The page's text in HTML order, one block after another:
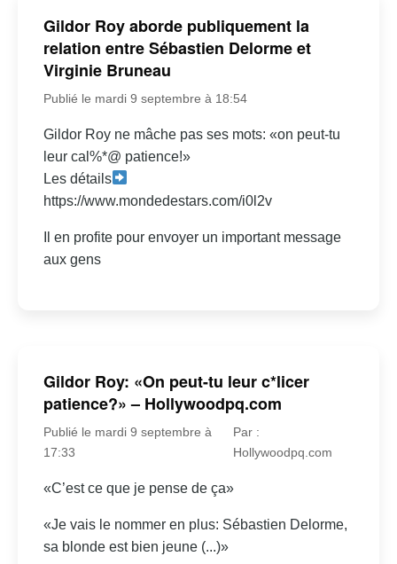
Gildor Roy aborde publiquement la
relation entre Sébastien Delorme et
Virginie Bruneau
Publié le mardi 9 septembre à 18:54
Gildor Roy ne mâche pas ses mots: «on peut-tu
leur cal%*@ patience!»
Les détails
https://www.mondedestars.com/i0l2v
Il en profite pour envoyer un important message
aux gens
Gildor Roy: «On peut-tu leur c*licer
patience?» – Hollywoodpq.com
Publié le mardi 9 septembre à
17:33
Par :
Hollywoodpq.com
«C’est ce que je pense de ça»
«Je vais le nommer en plus: Sébastien Delorme,
sa blonde est bien jeune (...)»